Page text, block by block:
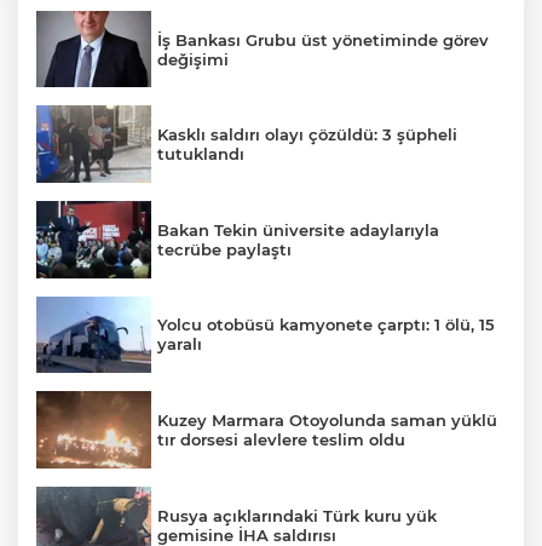
İş Bankası Grubu üst yönetiminde görev
değişimi
Kasklı saldırı olayı çözüldü: 3 şüpheli
tutuklandı
Bakan Tekin üniversite adaylarıyla
tecrübe paylaştı
Yolcu otobüsü kamyonete çarptı: 1 ölü, 15
yaralı
Kuzey Marmara Otoyolunda saman yüklü
tır dorsesi alevlere teslim oldu
Rusya açıklarındaki Türk kuru yük
gemisine İHA saldırısı